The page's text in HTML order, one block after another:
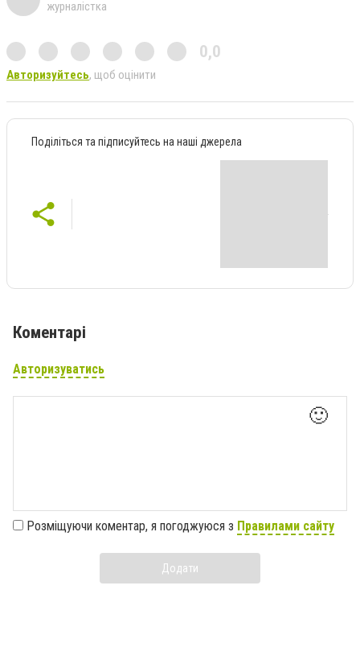
журналістка
0,0
Авторизуйтесь, щоб оцінити
Поділіться та підписуйтесь на наші джерела
Коментарі
Авторизуватись
🙂
Розміщуючи коментар, я погоджуюся з Правилами сайту
Додати